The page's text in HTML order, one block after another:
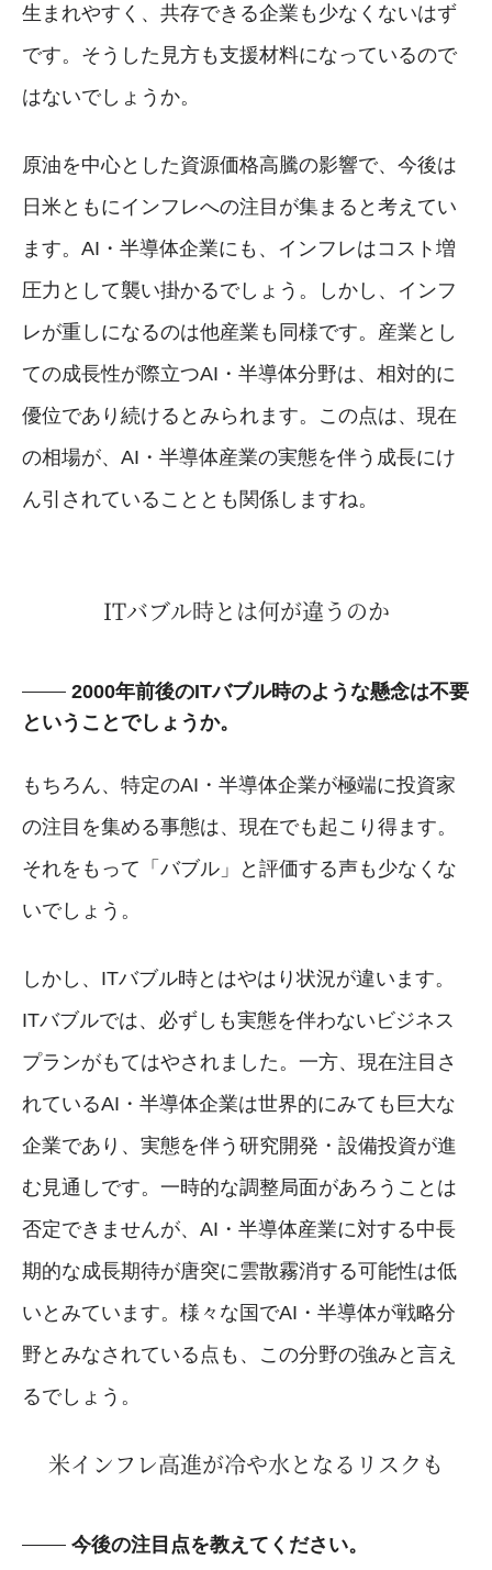
生まれやすく、共存できる企業も少なくないはず
です。そうした見方も支援材料になっているので
はないでしょうか。
原油を中心とした資源価格高騰の影響で、今後は
日米ともにインフレへの注目が集まると考えてい
ます。AI・半導体企業にも、インフレはコスト増
圧力として襲い掛かるでしょう。しかし、インフ
レが重しになるのは他産業も同様です。産業とし
ての成長性が際立つAI・半導体分野は、相対的に
優位であり続けるとみられます。この点は、現在
の相場が、AI・半導体産業の実態を伴う成長にけ
ん引されていることとも関係しますね。
ITバブル時とは何が違うのか
2000年前後のITバブル時のような懸念は不要
ということでしょうか。
もちろん、特定のAI・半導体企業が極端に投資家
の注目を集める事態は、現在でも起こり得ます。
それをもって「バブル」と評価する声も少なくな
いでしょう。
しかし、ITバブル時とはやはり状況が違います。
ITバブルでは、必ずしも実態を伴わないビジネス
プランがもてはやされました。一方、現在注目さ
れているAI・半導体企業は世界的にみても巨大な
企業であり、実態を伴う研究開発・設備投資が進
む見通しです。一時的な調整局面があろうことは
否定できませんが、AI・半導体産業に対する中長
期的な成長期待が唐突に雲散霧消する可能性は低
いとみています。様々な国でAI・半導体が戦略分
野とみなされている点も、この分野の強みと言え
るでしょう。
米インフレ高進が冷や水となるリスクも
今後の注目点を教えてください。